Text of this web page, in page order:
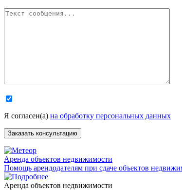
Я согласен(а) на обработку персональных данных
Аренда объектов недвижимости
Помощь арендодателям при сдаче объектов
Аренда объектов недвижимости